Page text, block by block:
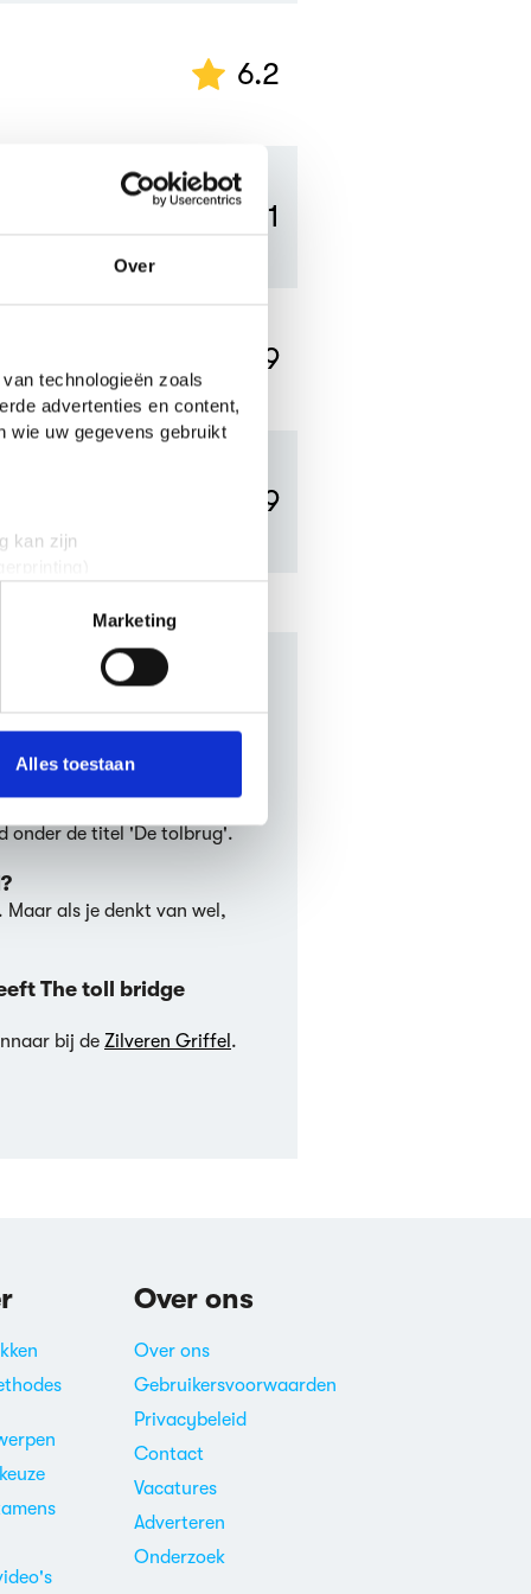
Over
technologieën zoals
advertenties en content,
wie uw gegevens gebruikt
kan zijn
te bieden en om ons
die je aan ze hebt
Marketing
Alles toestaan
6.2
7.1
4.9
6.9
geschreven?
in hetEngels.The toll
onder de titel 'De tolbrug'.
als je denkt van wel,
The toll bridge
bij de Zilveren Griffel .
Over ons
Over ons
Gebruikersvoorwaarden
Privacybeleid
Contact
Vacatures
Adverteren
Onderzoek